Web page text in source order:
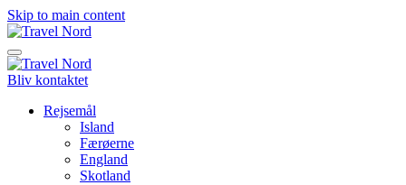
Skip to main content
Bliv kontaktet
Rejsemål
Island
Færøerne
England
Skotland